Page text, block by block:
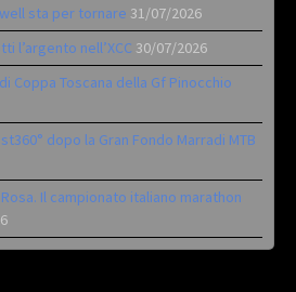
sta per tornare 31/07/2026
l’argento nell’XCC 30/07/2026
Coppa Toscana della Gf Pinocchio
dopo la Gran Fondo Marradi MTB
Il campionato italiano marathon